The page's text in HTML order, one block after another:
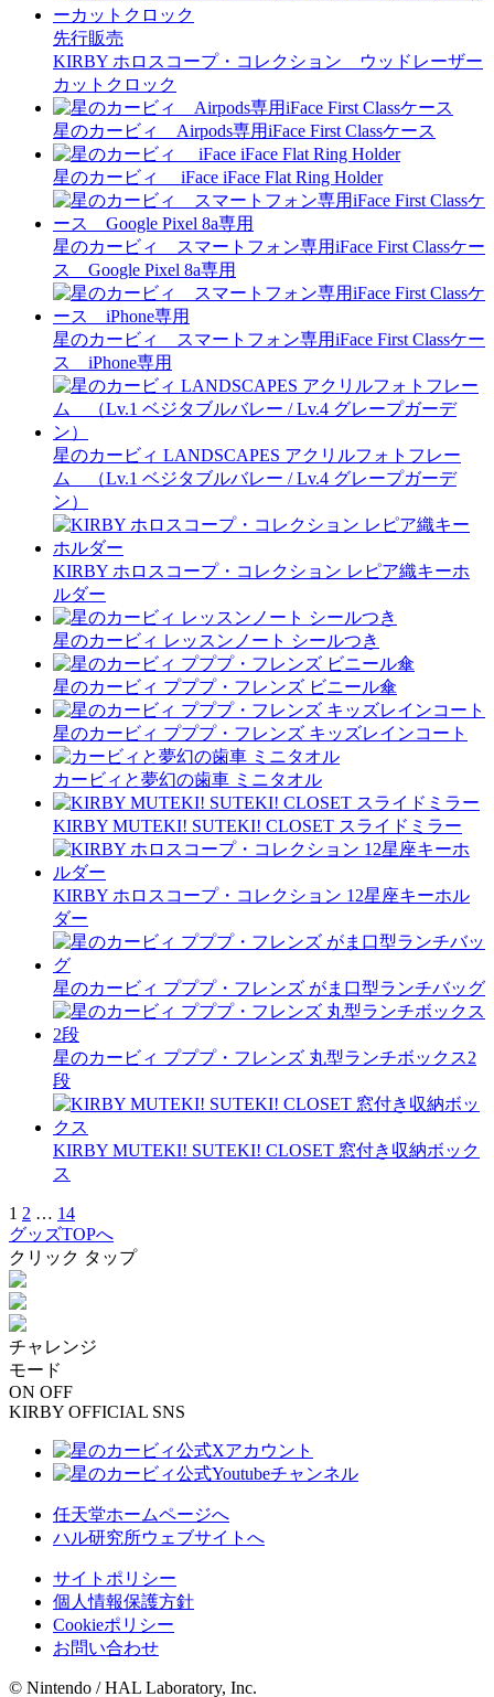
先行販売
KIRBY ホロスコープ・コレクション ウッドレーザー
カットクロック
星のカービィ Airpods専用iFace First Classケース
星のカービィ iFace iFace Flat Ring Holder
星のカービィ スマートフォン専用iFace First Classケー
ス Google Pixel 8a専用
星のカービィ スマートフォン専用iFace First Classケー
ス iPhone専用
星のカービィ LANDSCAPES アクリルフォトフレー
ム （Lv.1 ベジタブルバレー / Lv.4 グレープガーデ
ン）
KIRBY ホロスコープ・コレクション レピア織キーホ
ルダー
星のカービィ レッスンノート シールつき
星のカービィ プププ・フレンズ ビニール傘
星のカービィ プププ・フレンズ キッズレインコート
カービィと夢幻の歯車 ミニタオル
KIRBY MUTEKI! SUTEKI! CLOSET スライドミラー
KIRBY ホロスコープ・コレクション 12星座キーホル
ダー
星のカービィ プププ・フレンズ がま口型ランチバッグ
星のカービィ プププ・フレンズ 丸型ランチボックス2
段
KIRBY MUTEKI! SUTEKI! CLOSET 窓付き収納ボック
ス
1 2 … 14
グッズTOPへ
クリック タップ
チャレンジ
モード
ON OFF
KIRBY OFFICIAL SNS
任天堂ホームページへ
ハル研究所ウェブサイトへ
サイトポリシー
個人情報保護方針
Cookieポリシー
お問い合わせ
© Nintendo / HAL Laboratory, Inc.